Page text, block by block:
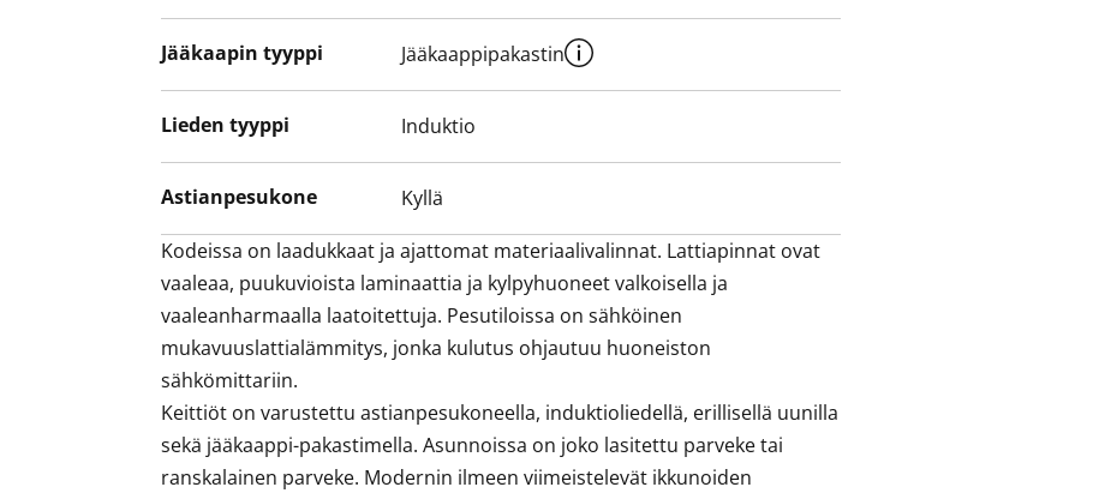
Jääkaapin tyyppi Jääkaappipakastin
Lieden tyyppi Induktio
Astianpesukone
Kyllä
Kodeissa on laadukkaat ja ajattomat materiaalivalinnat. Lattiapinnat ovat
vaaleaa, puukuvioista laminaattia ja kylpyhuoneet valkoisella ja
vaaleanharmaalla laatoitettuja. Pesutiloissa on sähköinen
mukavuuslattialämmitys, jonka kulutus ohjautuu huoneiston
sähkömittariin.
Keittiöt on varustettu astianpesukoneella, induktioliedellä, erillisellä uunilla
sekä jääkaappi-pakastimella. Asunnoissa on joko lasitettu parveke tai
ranskalainen parveke. Modernin ilmeen viimeistelevät ikkunoiden